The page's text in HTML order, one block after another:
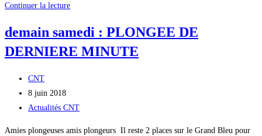
Continuer la lectureRappel
Inscription
sur
demain samedi : PLONGEE DE
DERNIERE MINUTE
Auteur/autrice
de
la
CNT
Publication
publiée :
8 juin 2018
Post
Actualités CNT
Amies plongeuses amis plongeurs Il reste 2 places sur le Grand Bleu pour